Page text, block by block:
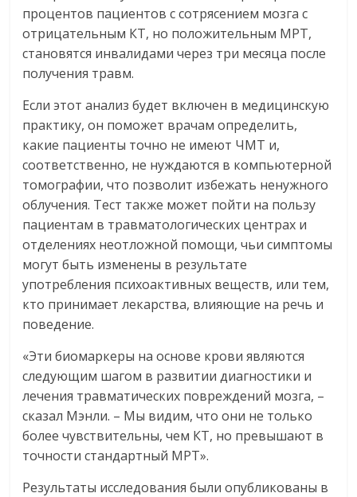
процентов пациентов с сотрясением мозга с
отрицательным КТ, но положительным МРТ,
становятся инвалидами через три месяца после
получения травм.
Если этот анализ будет включен в медицинскую
практику, он поможет врачам определить,
какие пациенты точно не имеют ЧМТ и,
соответственно, не нуждаются в компьютерной
томографии, что позволит избежать ненужного
облучения. Тест также может пойти на пользу
пациентам в травматологических центрах и
отделениях неотложной помощи, чьи симптомы
могут быть изменены в результате
употребления психоактивных веществ, или тем,
кто принимает лекарства, влияющие на речь и
поведение.
«Эти биомаркеры на основе крови являются
следующим шагом в развитии диагностики и
лечения травматических повреждений мозга, –
сказал Мэнли. – Мы видим, что они не только
более чувствительны, чем КТ, но превышают в
точности стандартный МРТ».
Результаты исследования были опубликованы в